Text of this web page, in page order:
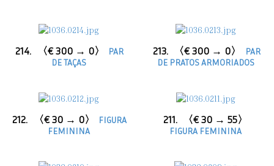
214. 〈€ 300 → 0〉
PAR
DE TAÇAS
213. 〈€ 300 → 0〉
PAR
DE PRATOS ARMORIADOS
212. 〈€ 30 → 0〉
FIGURA
FEMININA
211. 〈€ 30 → 55〉
FIGURA FEMININA